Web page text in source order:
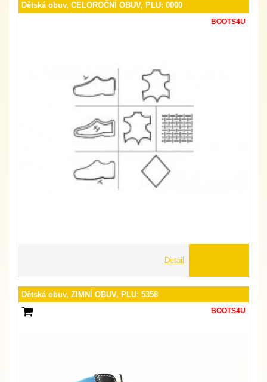
Dětská obuv, CELOROČNÍ OBUV, PLU: 0000
BOOTS4U
Detail
Dětská obuv, ZIMNÍ OBUV, PLU: 5358
BOOTS4U